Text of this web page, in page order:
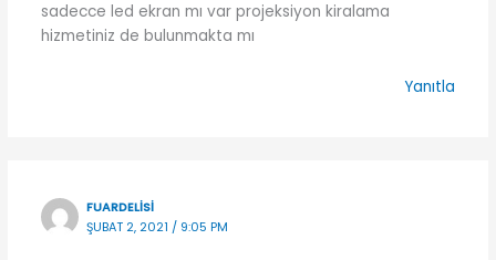
sadecce led ekran mı var projeksiyon kiralama
hizmetiniz de bulunmakta mı
Yanıtla
FUARDELISI
ŞUBAT 2, 2021 / 9:05 PM